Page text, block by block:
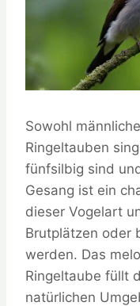
Sowohl
Ringeltauben
fünfsilbig sind
Gesang ist ein
dieser Vogelart
Brutplätzen oder
werden. Das
Ringeltaube füllt
natürlichen